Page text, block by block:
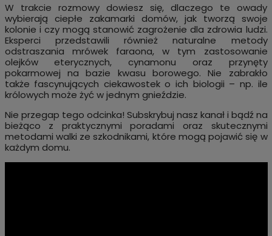
W trakcie rozmowy dowiesz się, dlaczego te owady
wybierają ciepłe zakamarki domów, jak tworzą swoje
kolonie i czy mogą stanowić zagrożenie dla zdrowia ludzi.
Eksperci przedstawili również naturalne metody
odstraszania mrówek faraona, w tym zastosowanie
olejków eterycznych, cynamonu oraz przynęty
pokarmowej na bazie kwasu borowego. Nie zabrakło
także fascynujących ciekawostek o ich biologii – np. ile
królowych może żyć w jednym gnieździe.
Nie przegap tego odcinka! Subskrybuj nasz kanał i bądź na
bieżąco z praktycznymi poradami oraz skutecznymi
metodami walki ze szkodnikami, które mogą pojawić się w
każdym domu.